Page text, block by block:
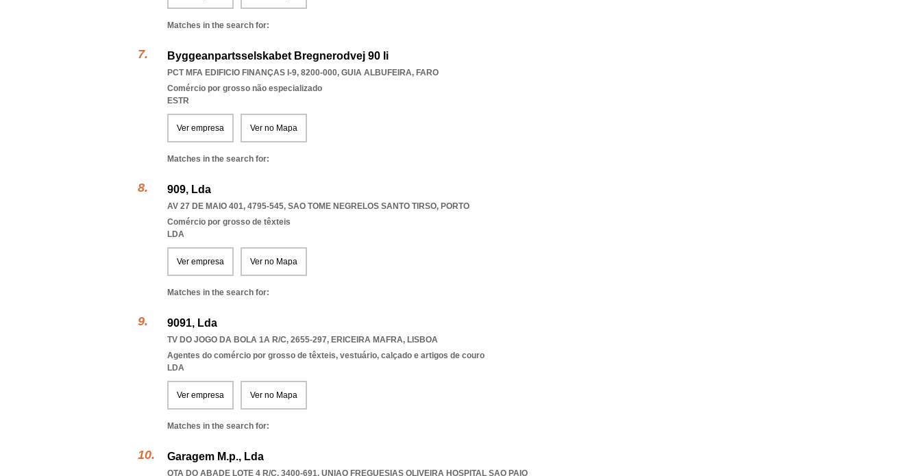
Matches in the search for:
Byggeanpartsselskabet Bregnerodvej 90 Ii
PCT MFA EDIFICIO FINANÇAS I-9, 8200-000, GUIA ALBUFEIRA, FARO
Comércio por grosso não especializado
ESTR
Ver empresa Ver no Mapa
Matches in the search for:
909, Lda
AV 27 DE MAIO 401, 4795-545, SAO TOME NEGRELOS SANTO TIRSO, PORTO
Comércio por grosso de têxteis
LDA
Ver empresa Ver no Mapa
Matches in the search for:
9091, Lda
TV DO JOGO DA BOLA 1A R/C, 2655-297, ERICEIRA MAFRA, LISBOA
Agentes do comércio por grosso de têxteis, vestuário, calçado e artigos de couro
LDA
Ver empresa Ver no Mapa
Matches in the search for:
Garagem M.p., Lda
QTA DO ABADE LOTE 4 R/C, 3400-691, UNIAO FREGUESIAS OLIVEIRA HOSPITAL SAO PAIO